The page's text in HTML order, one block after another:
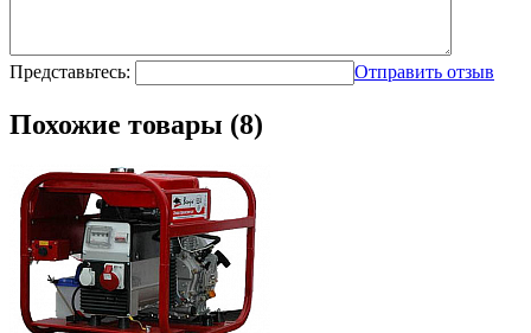
Представьтесь: Отправить отзыв
Похожие товары (8)